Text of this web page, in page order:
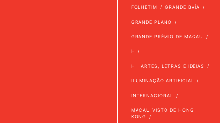
FOLHETIM GRANDE BAÍA
GRANDE PLANO
GRANDE PRÉMIO DE MACAU
H
H | ARTES, LETRAS E IDEIAS
ILUMINAÇÃO ARTIFICIAL
INTERNACIONAL
MACAU VISTO DE HONG
KONG